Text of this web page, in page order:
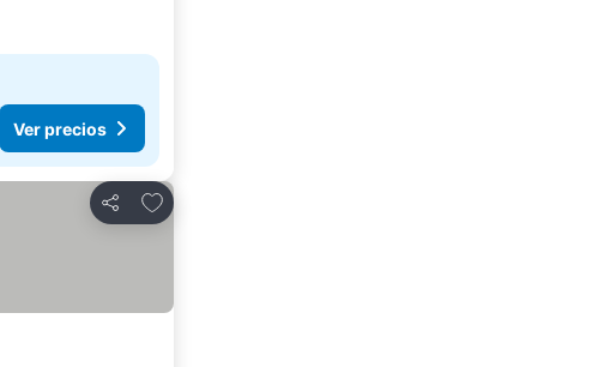
Ver precios
Compartir
Agregar a favoritos